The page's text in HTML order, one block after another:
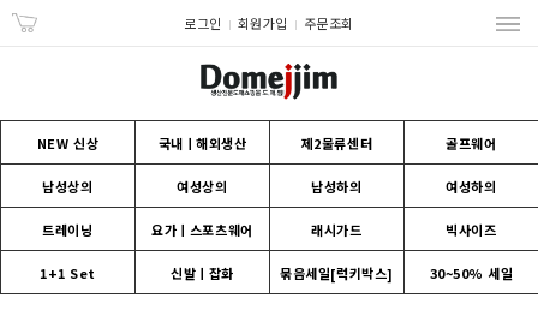
로그인 회원가입 주문조회
NEW 신상 국내ㅣ해외생산 제2물류센터 골프웨어
남성상의 여성상의 남성하의 여성하의
트레이닝 요가ㅣ스포츠웨어 래시가드 빅사이즈
1+1 Set 신발ㅣ잡화 묶음세일[럭키박스] 30~50% 세일